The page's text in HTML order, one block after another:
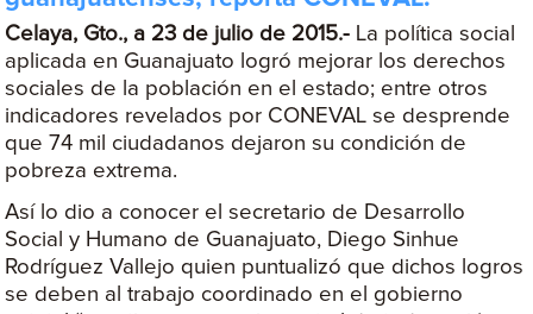
Celaya, Gto., a 23 de julio de 2015.- La política social
aplicada en Guanajuato logró mejorar los derechos
sociales de la población en el estado; entre otros
indicadores revelados por CONEVAL se desprende
que 74 mil ciudadanos dejaron su condición de
pobreza extrema.
Así lo dio a conocer el secretario de Desarrollo
Social y Humano de Guanajuato, Diego Sinhue
Rodríguez Vallejo quien puntualizó que dichos logros
se deben al trabajo coordinado en el gobierno